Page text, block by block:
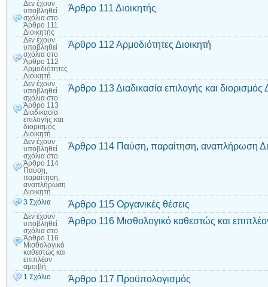
Δεν έχουν
υποβληθεί
σχόλια στο
Άρθρο 111
Διοικητής
Άρθρο 111 Διοικητής
Δεν έχουν
υποβληθεί
σχόλια στο
Άρθρο 112
Αρμοδιότητες
Διοικητή
Άρθρο 112 Αρμοδιότητες Διοικητή
Δεν έχουν
υποβληθεί
σχόλια στο
Άρθρο 113
Διαδικασία
επιλογής και
διορισμός
Διοικητή
Άρθρο 113 Διαδικασία επιλογής και διορισμός
Δεν έχουν
υποβληθεί
σχόλια στο
Άρθρο 114
Παύση,
παραίτηση,
αναπλήρωση
Διοικητή
Άρθρο 114 Παύση, παραίτηση, αναπλήρωση
3 Σχόλια Άρθρο 115 Οργανικές θέσεις
Δεν έχουν
υποβληθεί
σχόλια στο
Άρθρο 116
Μισθολογικό
καθεστώς και
επιπλέον
αμοιβή
Άρθρο 116 Μισθολογικό καθεστώς και
1 Σχόλιο Άρθρο 117 Προϋπολογισμός